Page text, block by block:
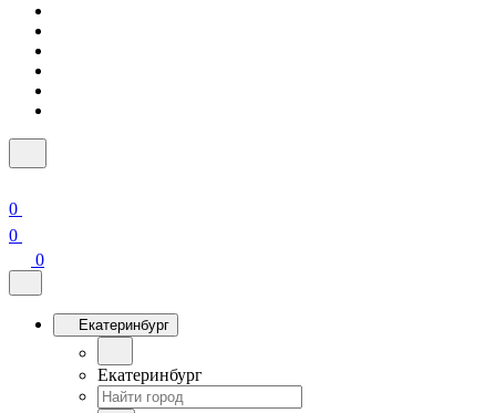
0
0
0
Екатеринбург
Екатеринбург